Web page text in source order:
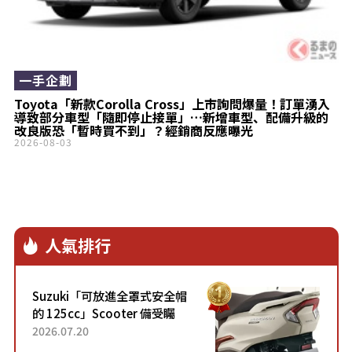
Toyota「新款Corolla Cross」上市詢問爆量！訂單湧入
導致部分車型「隨即停止接單」…新增車型、配備升級的
改良版恐「暫時買不到」？經銷商反應曝光
一手企劃
2026-08-03
人氣排行
Suzuki「可放進全罩式安全帽
的 125cc」Scooter 備受矚
目！採用全新流線設計與各項
2026.07.20